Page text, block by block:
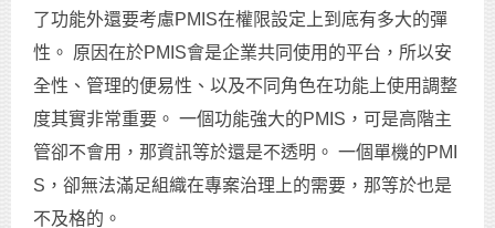
了功能外還要考慮PMIS在權限設定上到底有多大的彈
性。 原因在於PMIS會是企業共同使用的平台，所以安
全性、管理的便易性、以及不同角色在功能上使用調整
度其實非常重要。 一個功能強大的PMIS，可是高階主
管卻不會用，那資訊等於還是不透明。 一個單機的PMI
S，卻無法滿足組織在專案治理上的需要，那等於也是
不及格的。